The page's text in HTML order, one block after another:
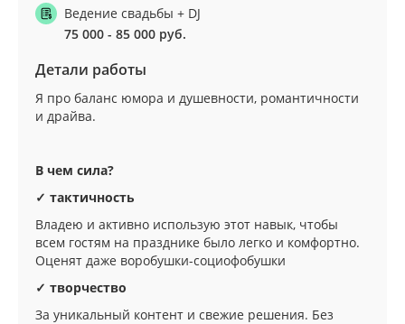
Ведение свадьбы + DJ
75 000 - 85 000 руб.
Детали работы
Я про баланс юмора и душевности, романтичности
и драйва.
В чем сила?
✓ тактичность
Владею и активно использую этот навык, чтобы
всем гостям на празднике было легко и комфортно.
Оценят даже воробушки-социофобушки
✓ творчество
За уникальный контент и свежие решения. Без